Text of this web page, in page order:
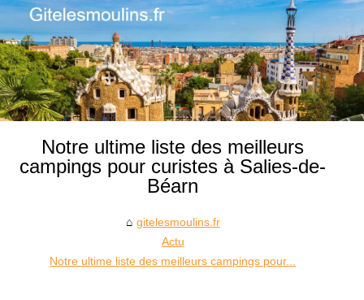
Notre ultime liste des meilleurs
campings pour curistes à Salies-de-
Béarn
gitelesmoulins.fr
Actu
Notre ultime liste des meilleurs campings pour...